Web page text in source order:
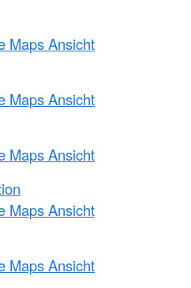
Maps Ansicht
Maps Ansicht
Maps Ansicht
Maps Ansicht
Maps Ansicht